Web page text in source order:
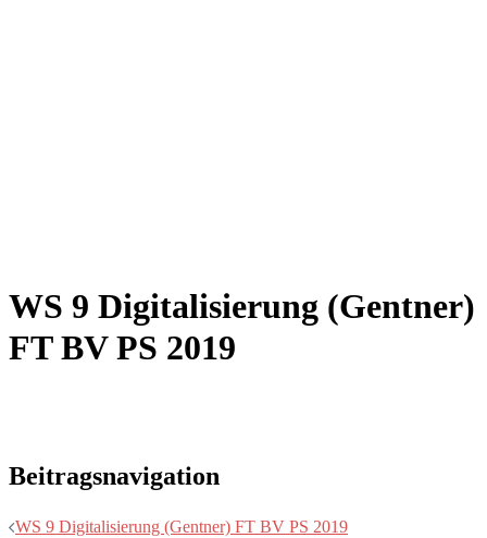
WS 9 Digitalisierung (Gentner)
FT BV PS 2019
Beitragsnavigation
WS 9 Digitalisierung (Gentner) FT BV PS 2019